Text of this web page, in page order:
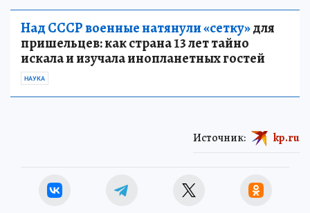
Над СССР военные натянули «сетку»для
пришельцев: как страна 13 лет тайно
искала и изучала инопланетных гостей
НАУКА
Источник: kp.ru